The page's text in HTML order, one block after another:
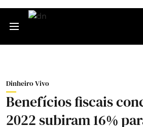
Dinheiro Vivo
Benefícios fiscais
2022 subiram 16%